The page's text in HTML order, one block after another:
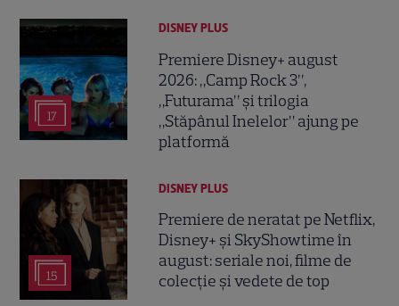
17
DISNEY PLUS
Premiere Disney+ august
2026: „Camp Rock 3”,
„Futurama” și trilogia
„Stăpânul Inelelor” ajung pe
platformă
15
DISNEY PLUS
Premiere de neratat pe Netflix,
Disney+ și SkyShowtime în
august: seriale noi, filme de
colecție și vedete de top